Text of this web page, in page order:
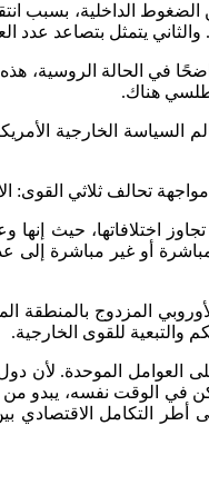
الداخلية، بسبب
يتمثل بتصاعد عدد
في الحالة الروسية، هذه
الخارجية
ثلاثي القوى:
اختلافاتها، حيث
أو غير مباشرة إلى
المزدوج بالمنطقة
للقوى الخارجية.
العوامل الموحدة.
لكن في الوقت نفسه،
أطر التكامل الاقتصادي